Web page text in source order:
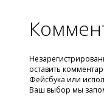
оставить
Фейсбука или
Ваш выбор мы